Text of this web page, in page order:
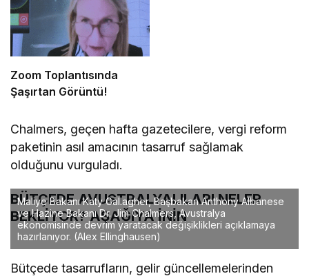
Zoom Toplantısında
Şaşırtan Görüntü!
Chalmers, geçen hafta gazetecilere, vergi reform
paketinin asıl amacının tasarruf sağlamak
olduğunu vurguladı.
BÜTÇEDE AVUSTRALYALILARI NELER
BEKLİYOR? AŞAĞIYA İNİN
Maliye Bakanı Katy Gallagher, Başbakan Anthony Albanese
ve Hazine Bakanı Dr. Jim Chalmers, Avustralya
ekonomisinde devrim yaratacak değişiklikleri açıklamaya
hazırlanıyor. (Alex Ellinghausen)
Bütçede tasarrufların, gelir güncellemelerinden